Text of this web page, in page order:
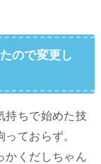
ので変更し
持ちで始めた技
ておらず。
かくだしちゃん